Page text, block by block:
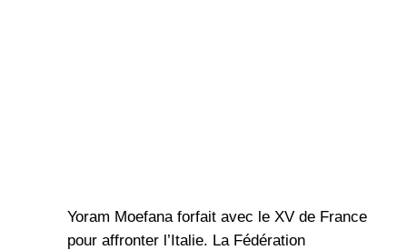
Yoram Moefana forfait avec le XV de France
pour affronter l’Italie. La Fédération